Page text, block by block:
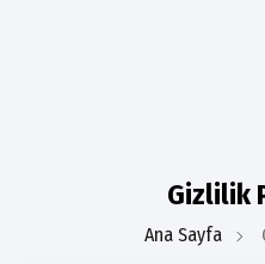
Gizlilik
Ana Sayfa